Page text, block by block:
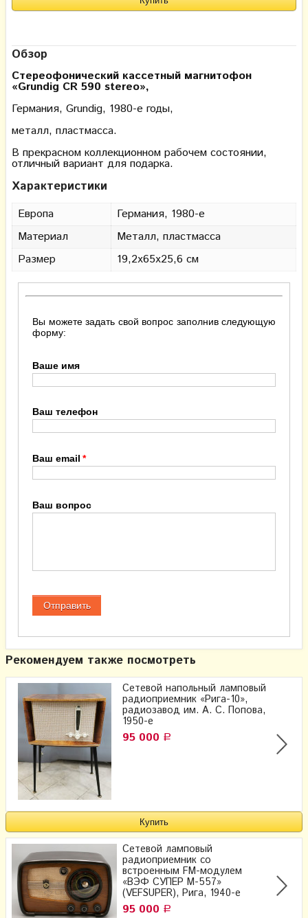
Обзор
Стереофонический кассетный магнитофон
«Grundig CR 590 stereo»,
Германия, Grundig, 1980-е годы,
металл, пластмасса.
В прекрасном коллекционном рабочем состоянии,
отличный вариант для подарка.
Характеристики
Европа
Германия, 1980-е
Материал
Металл, пластмасса
Размер
19,2х65х25,6 см
Вы можете задать свой вопрос заполнив следующую
форму:
Ваше имя
Ваш телефон
Ваш email
Ваш вопрос
Рекомендуем также посмотреть
Сетевой напольный ламповый
радиоприемник «Рига-10»,
радиозавод им. А. С. Попова,
1950-е
95 000 Р
Сетевой ламповый
радиоприемник со
встроенным FM-модулем
«ВЭФ СУПЕР М-557»
(VEFSUPER), Рига, 1940-е
95 000 Р